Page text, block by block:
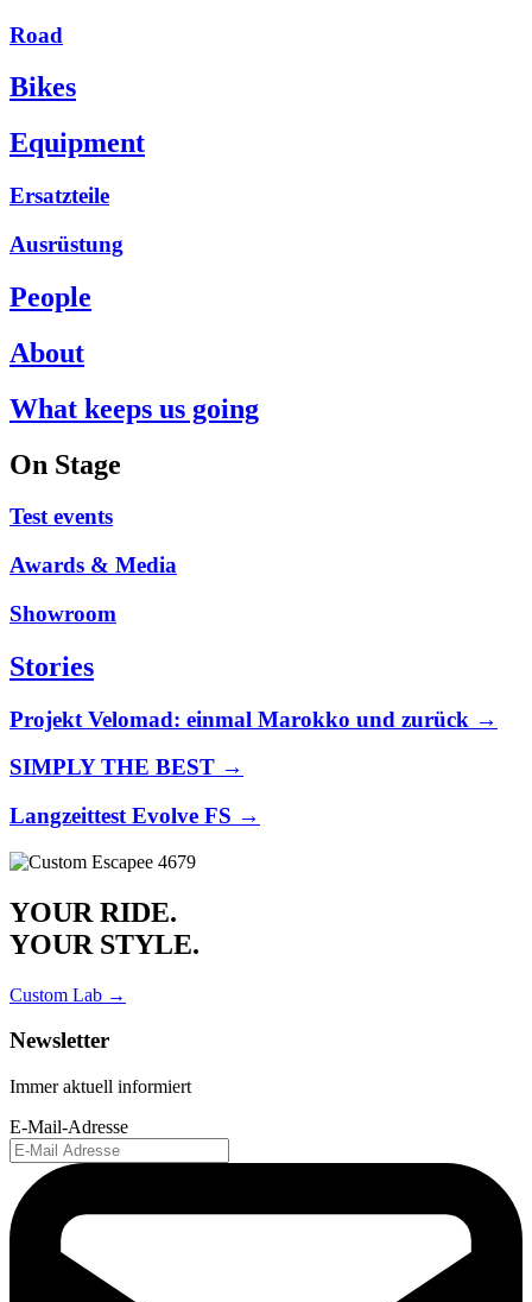
Road
Bikes
Equipment
Ersatzteile
Ausrüstung
People
About
What keeps us going
On Stage
Test events
Awards & Media
Showroom
Stories
Projekt Velomad: einmal Marokko und zurück →
SIMPLY THE BEST →
Langzeittest Evolve FS →
YOUR RIDE.
YOUR STYLE.
Custom Lab →
Newsletter
Immer aktuell informiert
E-Mail-Adresse